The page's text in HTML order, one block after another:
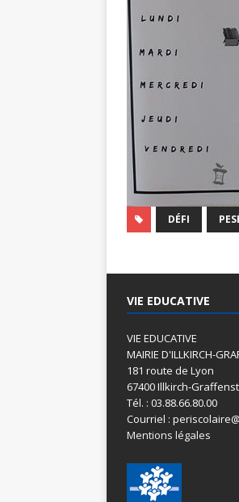
DÉFI
VIE EDUCATIVE
VIE EDUCATIVE
MAIRIE D'ILLKIRCH-
181 route de Lyon
67400 Illkirch-
Tél. : 03.88.66.80.00
Courriel :
Mentions légales